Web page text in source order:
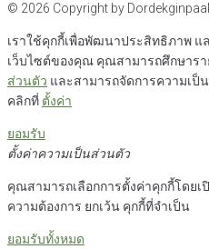
© 2026 Copyright by
เราใช้คุกกี้เพื่อพัฒนาประสิทธิภาพ
เว็บไซต์ของคุณ คุณสามารถศึกษารา
ส่วนตัว และสามารถจัดการความเป็
คลิกที่ ตั้งค่า
ยอมรับ
ตั้งค่าความเป็นส่วนตัว
คุณสามารถเลือกการตั้งค่าคุกกี้โดย
ความต้องการ ยกเว้น คุกกี้ที่จำเป็น
ยอมรับทั้งหมด